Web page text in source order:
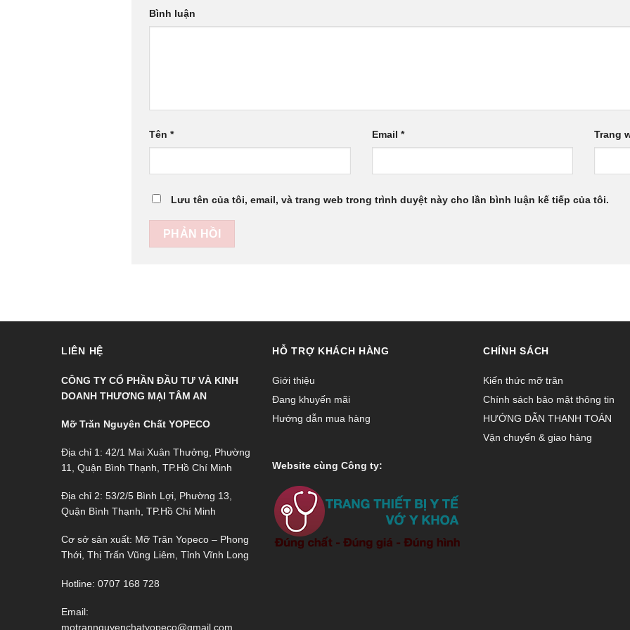
Bình luận
Tên * Email * Trang
Lưu tên của tôi, email, và trang web trong trình duyệt này cho lần bình luận kế tiếp của tôi.
LIÊN HỆ
CÔNG TY CỔ PHẦN ĐẦU TƯ VÀ KINH
DOANH THƯƠNG MẠI TÂM AN
Mỡ Trăn Nguyên Chất YOPECO
Địa chỉ 1: 42/1 Mai Xuân Thưởng, Phường
11, Quận Bình Thạnh, TP.Hồ Chí Minh
Địa chỉ 2: 53/2/5 Bình Lợi, Phường 13,
Quận Bình Thạnh, TP.Hồ Chí Minh
Cơ sở sản xuất: Mỡ Trăn Yopeco – Phong
Thới, Thị Trấn Vũng Liêm, Tỉnh Vĩnh Long
Hotline: 0707 168 728
Email:
motrannguyenchatyopeco@gmail.com
HỖ TRỢ KHÁCH HÀNG
Giới thiệu
Đang khuyến mãi
Hướng dẫn mua hàng
Website cùng Công ty:
CHÍNH SÁCH
Kiến thức mỡ trăn
Chính sách bảo mật thông tin
HƯỚNG DẪN THANH TOÁN
Vận chuyển & giao hàng